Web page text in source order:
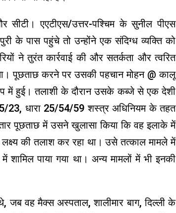
एएटीएस/उत्तर-पश्चिम के सुनील पीएस
के पास पहुंचे तो उन्होंने एक संदिग्ध व्यक्ति को
ने तुरंत कार्रवाई की और सतर्कता और त्वरित
पूछताछ करने पर उसकी पहचान मोहन @ कालू
रूप में हुई। तलाशी के दौरान उसके कब्जे से एक देशी
23, धारा 25/54/59 शस्त्र अधिनियम के तहत
पूछताछ में उसने खुलासा किया कि वह इलाके में
की तलाश कर रहा था। उसे तत्काल मामले में
शामिल पाया गया था। अन्य मामलों में भी इनकी
जब वह मैक्स अस्पताल, शालीमार बाग, दिल्ली के